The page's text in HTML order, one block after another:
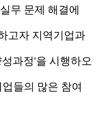
무 문제 해결에
고자 지역기업과
과정'을 시행하오
들의 많은 참여